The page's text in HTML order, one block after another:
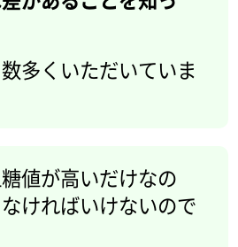
多くいただいていま
値が高いだけなの
ければいけないので